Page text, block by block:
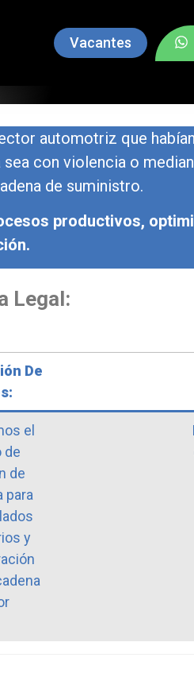
Vacantes
automotriz que
con violencia o
de suministro.
productivos,
Legal:
De
el
de
de
para
y